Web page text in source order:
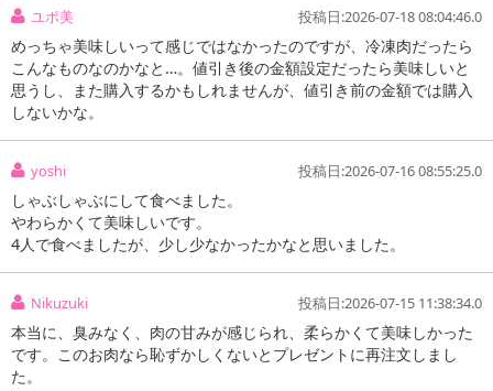
ユポ美 投稿日:2026-07-18 08:04:46.0
めっちゃ美味しいって感じではなかったのですが、冷凍肉だったら
こんなものなのかなと…。値引き後の金額設定だったら美味しいと
思うし、また購入するかもしれませんが、値引き前の金額では購入
しないかな。
yoshi 投稿日:2026-07-16 08:55:25.0
しゃぶしゃぶにして食べました。
やわらかくて美味しいです。
4人で食べましたが、少し少なかったかなと思いました。
Nikuzuki 投稿日:2026-07-15 11:38:34.0
本当に、臭みなく、肉の甘みが感じられ、柔らかくて美味しかった
です。このお肉なら恥ずかしくないとプレゼントに再注文しまし
た。